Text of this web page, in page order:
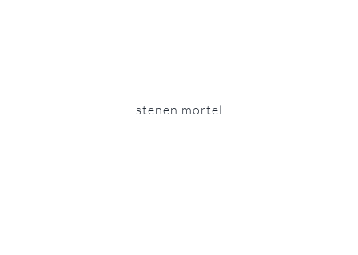
stenen mortel